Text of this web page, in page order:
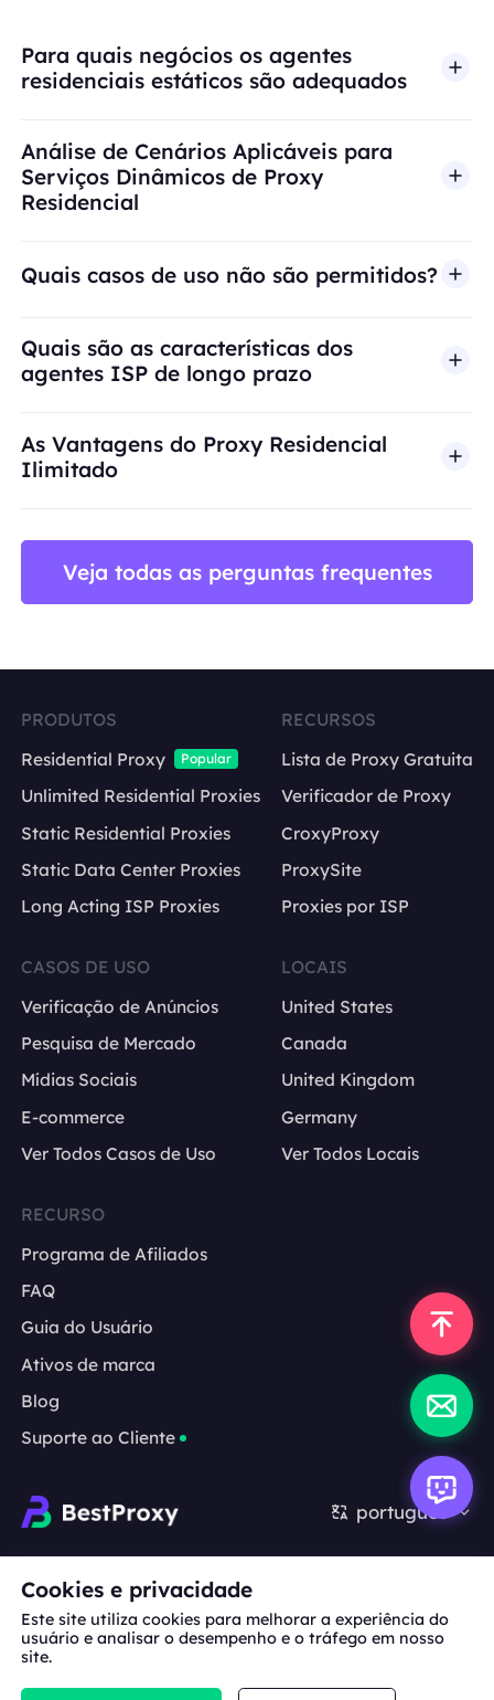
Para quais negócios os agentes
residenciais estáticos são adequados
Análise de Cenários Aplicáveis para
Serviços Dinâmicos de Proxy
Residencial
Quais casos de uso não são permitidos?
A BestProxy não oferece suporte a fraude,
Quais são as características dos
agentes ISP de longo prazo
As Vantagens do Proxy Residencial
Ilimitado
Veja todas as perguntas frequentes
PRODUTOS
Residential Proxy
Popular
Unlimited Residential Proxies
Static Residential Proxies
Static Data Center Proxies
Long Acting ISP Proxies
RECURSOS
Lista de Proxy Gratuita
Verificador de Proxy
CroxyProxy
ProxySite
Proxies por ISP
CASOS DE USO
Verificação de Anúncios
Pesquisa de Mercado
Mídias Sociais
E-commerce
Ver Todos Casos de Uso
LOCAIS
United States
Canada
United Kingdom
Germany
Ver Todos Locais
RECURSO
Programa de Afiliados
FAQ
Guia do Usuário
Ativos de marca
Blog
Suporte ao Cliente
português
Cooperação:michael.wang@bestproxy.com
Sobre
nós
marca
Serviço
Privacidade
Cookies e privacidade
Este site utiliza cookies para melhorar a experiência do
usuário e analisar o desempenho e o tráfego em nosso
site.